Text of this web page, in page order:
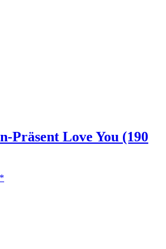
Präsent Love You (190